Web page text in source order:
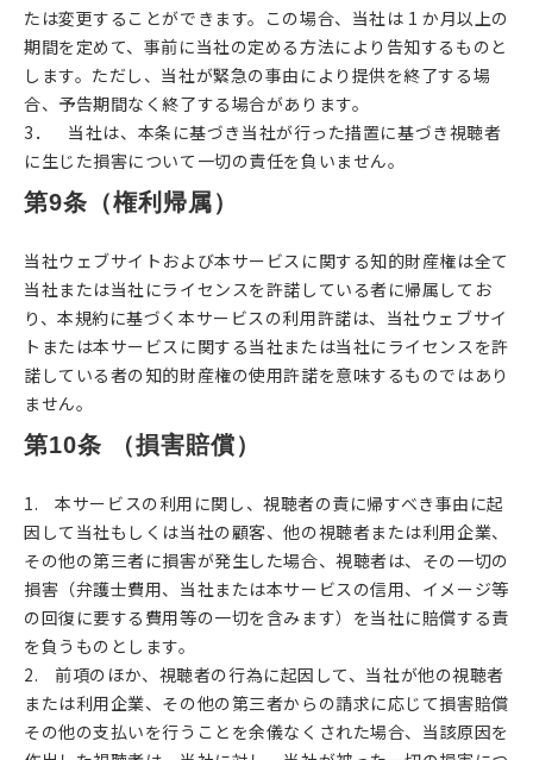
たは変更することができます。この場合、当社は 1 か月以上の
期間を定めて、事前に当社の定める方法により告知するものと
します。ただし、当社が緊急の事由により提供を終了する場
合、予告期間なく終了する場合があります。
3． 当社は、本条に基づき当社が行った措置に基づき視聴者
に生じた損害について一切の責任を負いません。
第9条（権利帰属）
当社ウェブサイトおよび本サービスに関する知的財産権は全て
当社または当社にライセンスを許諾している者に帰属してお
り、本規約に基づく本サービスの利用許諾は、当社ウェブサイ
トまたは本サービスに関する当社または当社にライセンスを許
諾している者の知的財産権の使用許諾を意味するものではあり
ません。
第10条 （損害賠償）
1. 本サービスの利用に関し、視聴者の責に帰すべき事由に起
因して当社もしくは当社の顧客、他の視聴者または利用企業、
その他の第三者に損害が発生した場合、視聴者は、その一切の
損害（弁護士費用、当社または本サービスの信用、イメージ等
の回復に要する費用等の一切を含みます）を当社に賠償する責
を負うものとします。
2. 前項のほか、視聴者の行為に起因して、当社が他の視聴者
または利用企業、その他の第三者からの請求に応じて損害賠償
その他の支払いを行うことを余儀なくされた場合、当該原因を